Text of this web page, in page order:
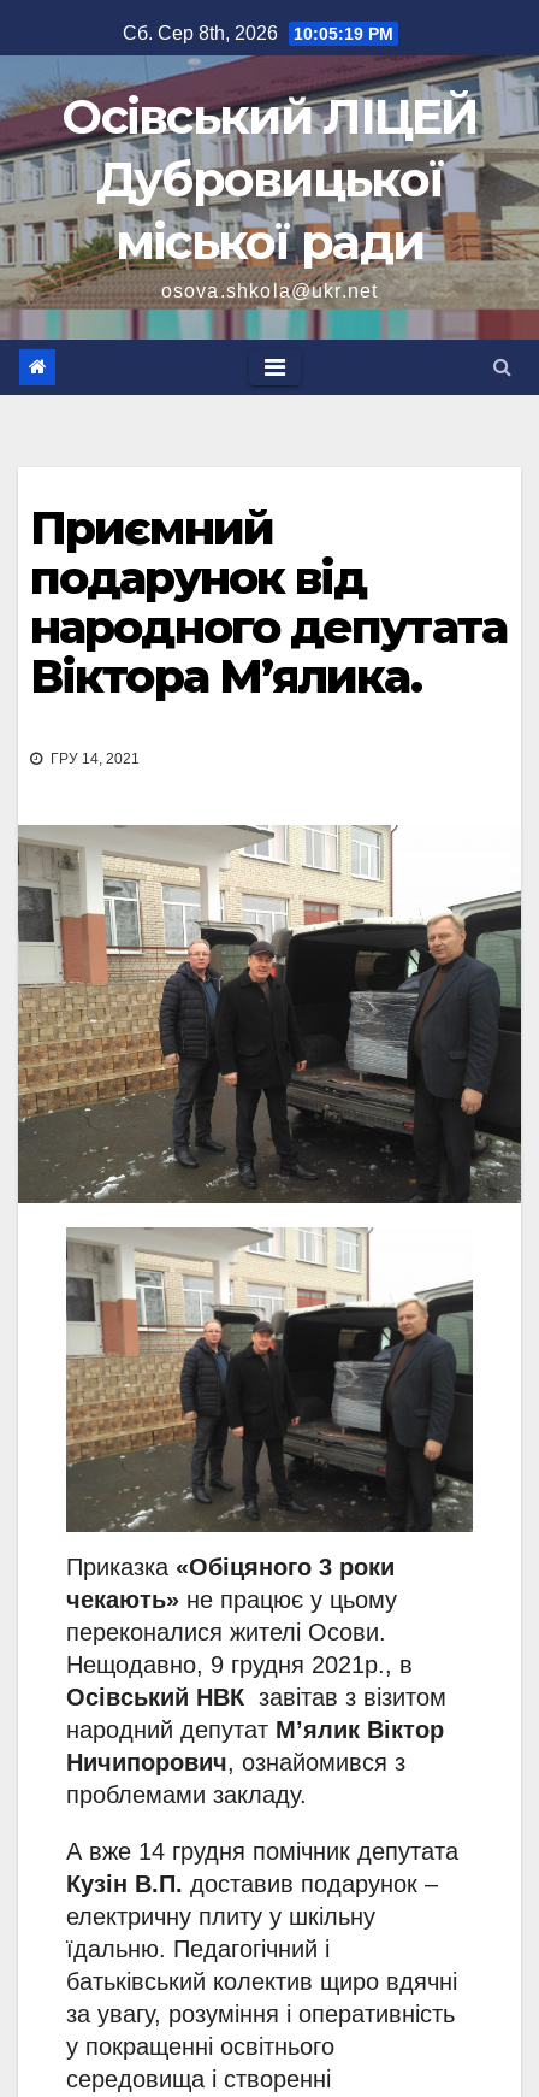
до
вмісту
Сб. Сер 8th, 2026 10:05:20 PM
Осівський ЛІЦЕЙ
Дубровицької
міської ради
osova.shkola@ukr.net
Приємний
подарунок від
народного депутата
Віктора М’ялика.
ГРУ 14, 2021
Приказка «Обіцяного 3 роки
чекають» не працює у цьому
переконалися жителі Осови.
Нещодавно, 9 грудня 2021р., в
Осівський НВК завітав з візитом
народний депутат М’ялик Віктор
Ничипорович, ознайомився з
проблемами закладу.
А вже 14 грудня помічник депутата
Кузін В.П. доставив подарунок –
електричну плиту у шкільну
їдальню. Педагогічний і
батьківський колектив щиро вдячні
за увагу, розуміння і оперативність
у покращенні освітнього
середовища і створенні